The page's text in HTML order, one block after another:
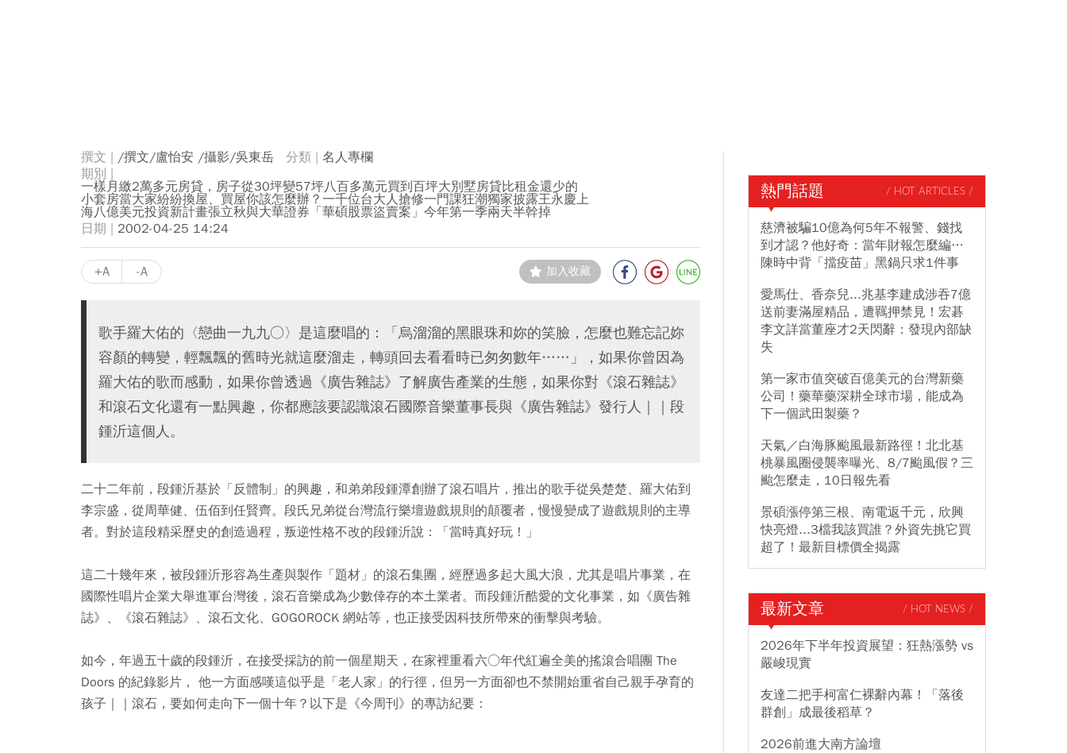
/撰文/盧怡安 /攝影/吳東岳
名人專欄
一樣月繳2萬多元房貸，房子從30坪變57坪八百多萬元買到百坪大別墅房貸比租金還少的
小套房當大家紛紛換屋、買屋你該怎麼辦？一千位台大人搶修一門課狂潮獨家披露王永慶上
海八億美元投資新計畫張立秋與大華證券「華碩股票盜賣案」今年第一季兩天半幹掉
2002-04-25 14:24
+A -A 加入收藏
歌手羅大佑的〈戀曲一九九○〉是這麼唱的：「烏溜溜的黑眼珠和妳的笑臉，怎麼也難忘記妳
容顏的轉變，輕飄飄的舊時光就這麼溜走，轉頭回去看看時已匆匆數年……」，如果你曾因為
羅大佑的歌而感動，如果你曾透過《廣告雜誌》了解廣告產業的生態，如果你對《滾石雜誌》
和滾石文化還有一點興趣，你都應該要認識滾石國際音樂董事長與《廣告雜誌》發行人｜｜段
鍾沂這個人。
二十二年前，段鍾沂基於「反體制」的興趣，和弟弟段鍾潭創辦了滾石唱片，推出的歌手從吳楚楚、羅大佑到
李宗盛，從周華健、伍佰到任賢齊。段氏兄弟從台灣流行樂壇遊戲規則的顛覆者，慢慢變成了遊戲規則的主導
者。對於這段精采歷史的創造過程，叛逆性格不改的段鍾沂說：「當時真好玩！」
這二十幾年來，被段鍾沂形容為生產與製作「題材」的滾石集團，經歷過多起大風大浪，尤其是唱片事業，在
國際性唱片企業大舉進軍台灣後，滾石音樂成為少數倖存的本土業者。而段鍾沂酷愛的文化事業，如《廣告雜
誌》、《滾石雜誌》、滾石文化、GOGOROCK 網站等，也正接受因科技所帶來的衝擊與考驗。
如今，年過五十歲的段鍾沂，在接受採訪的前一個星期天，在家裡重看六○年代紅遍全美的搖滾合唱團 The
Doors 的紀錄影片， 他一方面感嘆這似乎是「老人家」的行徑，但另一方面卻也不禁開始重省自己親手孕育的
孩子｜｜滾石，要如何走向下一個十年？以下是《今周刊》的專訪紀要：
熱門話題 / HOT ARTICLES /
慈濟被騙10億為何5年不報警、錢找
到才認？他好奇：當年財報怎麼編…
陳時中背「擋疫苗」黑鍋只求1件事
愛馬仕、香奈兒...兆基李建成涉吞7億
送前妻滿屋精品，遭羈押禁見！宏碁
李文詳當董座才2天閃辭：發現內部缺
失
第一家市值突破百億美元的台灣新藥
公司！藥華藥深耕全球市場，能成為
下一個武田製藥？
天氣／白海豚颱風最新路徑！北北基
桃暴風圈侵襲率曝光、8/7颱風假？三
颱怎麼走，10日報先看
景碩漲停第三根、南電返千元，欣興
快亮燈...3檔我該買誰？外資先挑它買
超了！最新目標價全揭露
最新文章 / HOT NEWS /
2026年下半年投資展望：狂熱漲勢 vs
嚴峻現實
友達二把手柯富仁裸辭內幕！「落後
群創」成最後稻草？
2026前進大南方論壇